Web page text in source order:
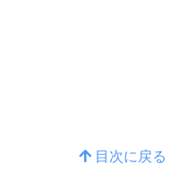
目次に戻る